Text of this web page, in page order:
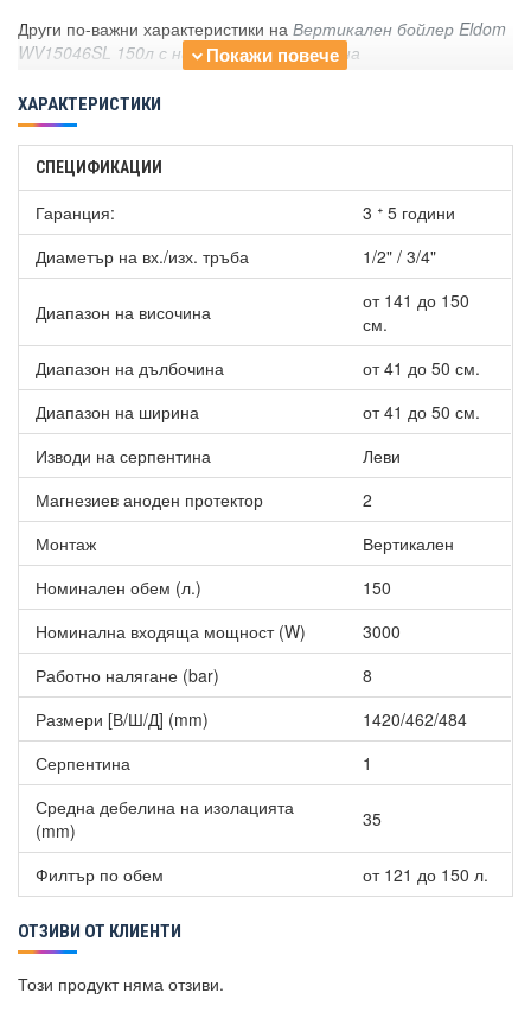
Други по-важни характеристики на Вертикален бойлер Eldom
WV15046SL 150л с ниска лява серпентина
Икономичност:
- Серпентина с увеличена площ и ниско разположена
акумулира максимално енергията от алтернативен източник.
Този модел е подходящ за свързване към слънчев колектор
възможност за универсална употреба на този модел бойлери;
- Плътна изолация от безфреонов пенополиуретан с
дебелина 35 мм - изключително ниски топлинни загуби, което
прави бойлера по-икономичен;
Издръжливост на уреда – водосъдържател с покритие от
износоустойчив циркониев емайл и два магнезиеви
протектора за оптимална защита от корозия за целия
обем;
Сигурност - с уникална шест степенна защита;
Сензорна муфа за топлообменника, в която се монтира
термодатчик, подаващ информация към управлението
на отоплителната система;
Терморегулатор за настройване на температурата на
загряване на водата;
на загряване на водата;
Комбиниран метален вентил – служи за съвместимост
на функциите на балансен, възвратен и диференциален
клапан;
Специфичен елипсовиден фланец – със своята
специална конструкция гарантира Вашата сигурност;
Електрически нагревател, който е проектиран от Елдом
специално за този модел и произведен по технология от
последно поколение.
Светещ ключ.
ХАРАКТЕРИСТИКИ
СПЕЦИФИКАЦИИ
Гаранция:
3 ᐩ 5 години
Диаметър на вх./изх. тръба
1/2" / 3/4"
Диапазон на височина
от 141 до 150
см.
Диапазон на дълбочина
от 41 до 50 см.
Диапазон на ширина
от 41 до 50 см.
Изводи на серпентина
Леви
Магнезиев аноден протектор
2
Монтаж
Вертикален
Номинален обем (л.)
150
Номинална входяща мощност (W)
3000
Работно налягане (bar)
8
Размери [В/Ш/Д] (mm)
1420/462/484
Серпентина
1
Средна дебелина на изолацията
(mm)
35
Филтър по обем от 121 до 150 л.
ОТЗИВИ ОТ КЛИЕНТИ
Този продукт няма отзиви.